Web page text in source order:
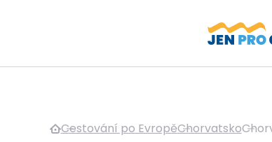
Cestování po EvropěChorvatsko